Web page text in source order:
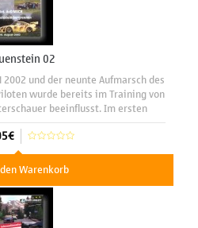
02
und der neunte Aufmarsch des
wurde bereits im Training von
beeinflusst. Im ersten
Herbert Stenger, nach dem
zweiten
Warenkorb